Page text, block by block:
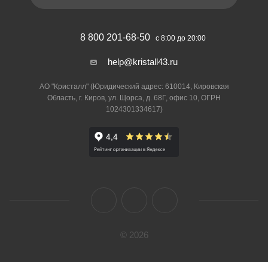
8 800 201-68-50 с 8:00 до 20:00
help@kristall43.ru
АО "Кристалл" (Юридический адрес: 610014, Кировская
Область, г. Киров, ул. Щорса, д. 68Г, офис 10, ОГРН
1024301334617)
© 2026